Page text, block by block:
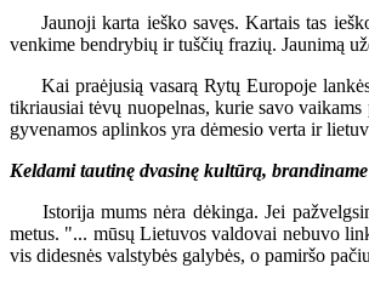
Jaunoji karta ieško savęs. Kartais tas
venkime bendrybių ir tuščių frazių. Jaunimą
Kai praėjusią vasarą Rytų Europoje
tikriausiai tėvų nuopelnas, kurie savo
gyvenamos aplinkos yra dėmesio verta ir
Keldami tautinę dvasinę kultūrą,
Istorija mums nėra dėkinga. Jei
metus. "... mūsų Lietuvos valdovai nebuvo
vis didesnės valstybės galybės, o pamiršo